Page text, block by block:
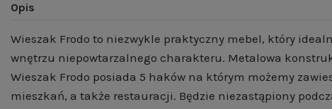
Opis
Wieszak Frodo to niezwykle praktyczny mebel, który
wnętrzu niepowtarzalnego charakteru. Metalowa
Wieszak Frodo posiada 5 haków na którym możemy
mieszkań, a także restauracji. Będzie niezastąpiony